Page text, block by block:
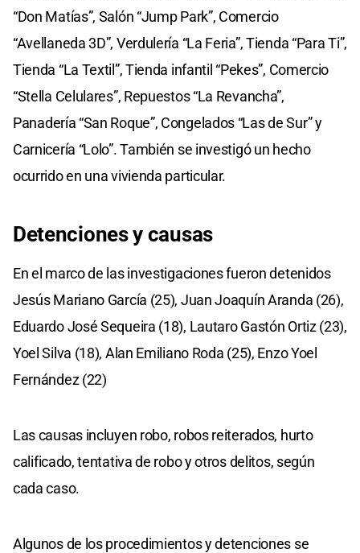
“Don Matías”, Salón “Jump Park”, Comercio
“Avellaneda 3D”, Verdulería “La Feria”, Tienda “Para Ti”,
Tienda “La Textil”, Tienda infantil “Pekes”, Comercio
“Stella Celulares”, Repuestos “La Revancha”,
Panadería “San Roque”, Congelados “Las de Sur” y
Carnicería “Lolo”. También se investigó un hecho
ocurrido en una vivienda particular.
Detenciones y causas
En el marco de las investigaciones fueron detenidos
Jesús Mariano García (25), Juan Joaquín Aranda (26),
Eduardo José Sequeira (18), Lautaro Gastón Ortiz (23),
Yoel Silva (18), Alan Emiliano Roda (25), Enzo Yoel
Fernández (22)
Las causas incluyen robo, robos reiterados, hurto
calificado, tentativa de robo y otros delitos, según
cada caso.
Algunos de los procedimientos y detenciones se